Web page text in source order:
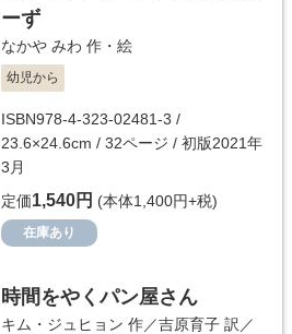
ーず
なかや みわ 作・絵
幼児から
ISBN978-4-323-02481-3 /
23.6×24.6cm / 32ページ / 初版2021年
3月
定価1,540円 (本体1,400円+税)
在庫あり
時間をやくパン屋さん
キム・ジュヒョン 作／吉原育子 訳／